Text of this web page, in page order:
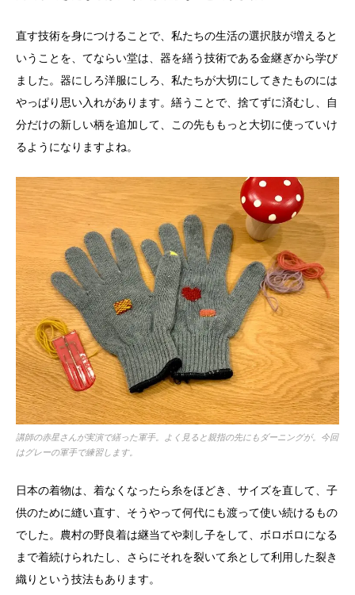
直す技術を身につけることで、私たちの生活の選択肢が増えると
いうことを、てならい堂は、器を繕う技術である金継ぎから学び
ました。器にしろ洋服にしろ、私たちが大切にしてきたものには
やっぱり思い入れがあります。繕うことで、捨てずに済むし、自
分だけの新しい柄を追加して、この先ももっと大切に使っていけ
るようになりますよね。
講師の赤星さんが実演で繕った軍手。よく見ると親指の先にもダーニングが。今回
はグレーの軍手で練習します。
日本の着物は、着なくなったら糸をほどき、サイズを直して、子
供のために縫い直す、そうやって何代にも渡って使い続けるもの
でした。農村の野良着は継当てや刺し子をして、ボロボロになる
まで着続けられたし、さらにそれを裂いて糸として利用した裂き
織りという技法もあります。